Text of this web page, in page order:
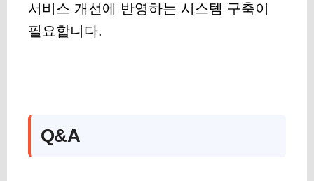
서비스 개선에 반영하는 시스템 구축이
필요합니다.
Q&A